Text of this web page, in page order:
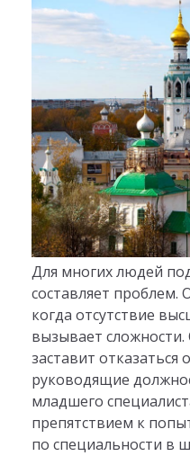
Для многих людей
составляет проблем.
когда отсутствие
вызывает сложности.
заставит отказаться
руководящие
младшего
препятствием к
по специальности в